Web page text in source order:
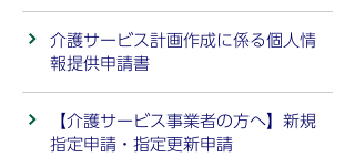
介護サービス計画作成に係る個人情
報提供申請書
【介護サービス事業者の方へ】新規
指定申請・指定更新申請